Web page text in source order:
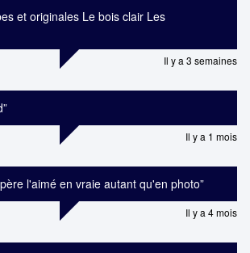
et originales Le bois clair Les
Il y a 3 semaines
”
Il y a 1 mois
l'aimé en vraie autant qu'en photo”
Il y a 4 mois